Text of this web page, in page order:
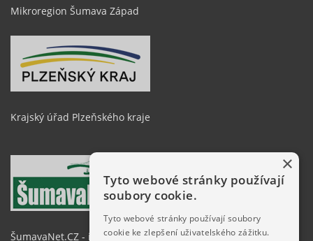
Mikroregion Šumava Západ
Krajský úřad Plzeňského kraje
ŠumavaNet.CZ - informace o regionu
×
Tyto webové stránky používají
soubory cookie.
Tyto webové stránky používají soubory
cookie ke zlepšení uživatelského zážitku.